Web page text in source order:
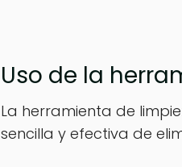
Uso de la
La herramienta de
sencilla y efectiva de